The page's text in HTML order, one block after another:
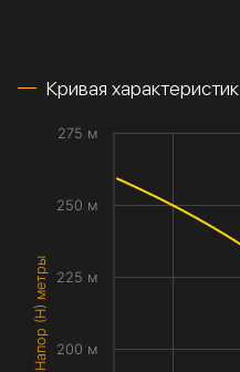
Кривая характеристик
Напор (H) метры 200 м
225 м
250 м
275 м